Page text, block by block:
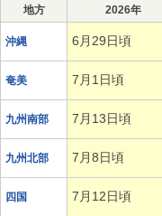
地方
2026年
沖縄 6月29日頃
奄美 7月1日頃
九州南部 7月13日頃
九州北部 7月8日頃
四国 7月12日頃